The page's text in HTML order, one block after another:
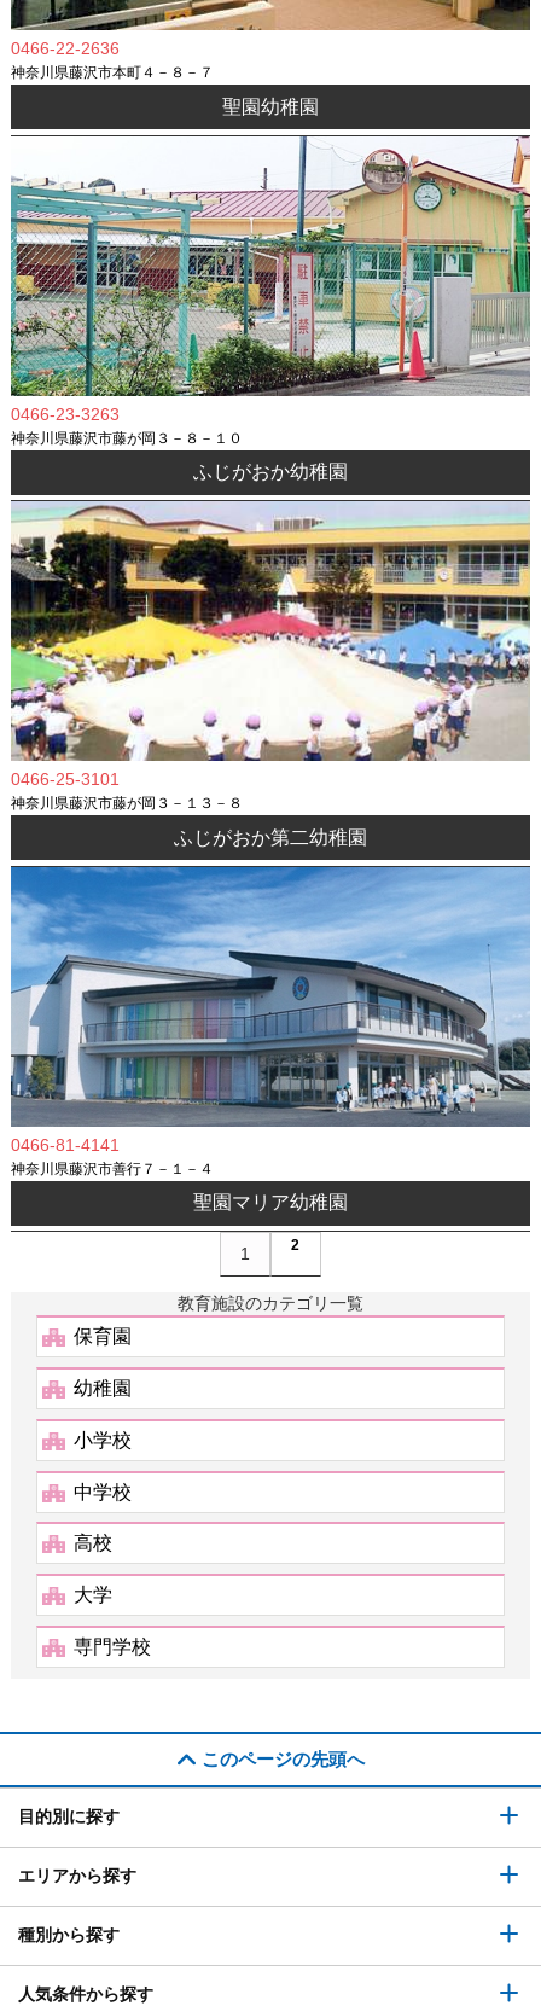
0466-22-2636
神奈川県藤沢市本町４－８－７
聖園幼稚園
0466-23-3263
神奈川県藤沢市藤が岡３－８－１０
ふじがおか幼稚園
0466-25-3101
神奈川県藤沢市藤が岡３－１３－８
ふじがおか第二幼稚園
0466-81-4141
神奈川県藤沢市善行７－１－４
聖園マリア幼稚園
1 2
教育施設のカテゴリ一覧
保育園
幼稚園
小学校
中学校
高校
大学
専門学校
このページの先頭へ
目的別に探す
エリアから探す
種別から探す
人気条件から探す